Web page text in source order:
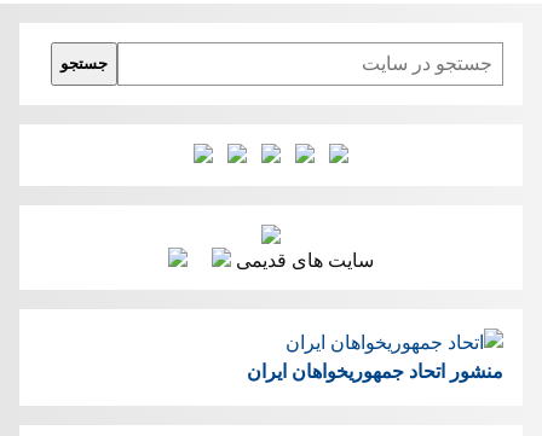
Search
جستجو
سایت های قدیمی
منشور اتحاد جمهوریخواهان ایران